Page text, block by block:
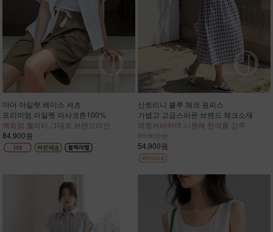
마더 아일렛 레이스 셔츠
프리미엄 아일렛 아사코튼100%
백화점 퀄리티 그대로 브랜드라인
84,900원
산토리니 블루 체크 원피스
가볍고 고급스러운 브랜드 체크소재
체형커버하며 시원해 한여름 강추
54,900원